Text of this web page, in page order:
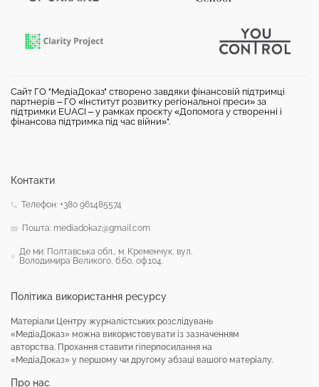
Сайт ГО "МедіаДоказ" створено завдяки фінансовій підтримці
партнерів – ГО «Інститут розвитку регіональної преси» за
підтримки EUACI – у рамках проєкту «Допомога у створенні і
фінансова підтримка під час війни»".
Про нас
Політика використання ресурсу
Матеріали Центру журналістських розслідувань
«МедіаДоказ» можна використовувати із зазначенням
авторства. Прохання ставити гіперпосилання на
«МедіаДоказ» у першому чи другому абзаці вашого матеріалу.
Контакти
Телефон: +380 961485574
Пошта: mediadokaz@gmail.com
Де ми: Полтавська обл., м. Кременчук, вул.
Володимира Великого, б.60, оф.104.